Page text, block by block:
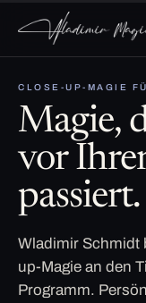
CLOSE-UP-MAGIE
Magie,
vor
passiert.
Wladimir Schmidt
up-Magie an den
Programm.